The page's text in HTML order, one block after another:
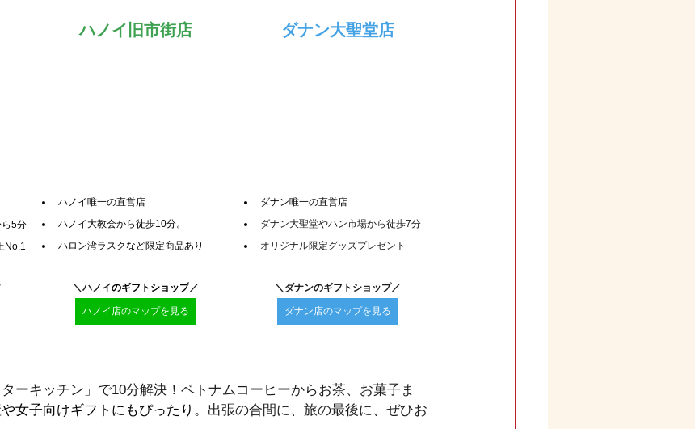
ら5分
No.1
ハノイ旧市街店
ハノイ唯一の直営店
ハノイ大教会から徒歩10分。
ハロン湾ラスクなど限定商品あり
＼ハノイのギフトショップ ／
ハノイ店のマップを見る
ダナン大聖堂店
ダナン唯一の直営店
ダナン大聖堂やハン市場から徒歩7分
オリジナル限定グッズプレゼント
＼ダナンのギフトショップ／
ダナン店のマップを見る
ーキッチン」で10分解決！ベトナムコーヒーからお茶、お菓子ま
女子向けギフトにもぴったり。 出張の合間に、旅の最後に、ぜひお